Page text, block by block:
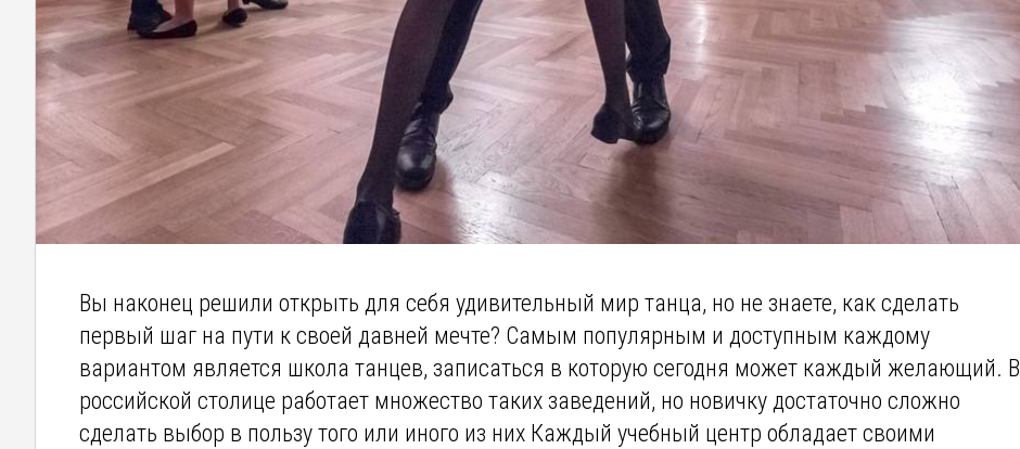
Вы наконец решили открыть для себя удивительный мир танца, но не знаете, как сделать
первый шаг на пути к своей давней мечте? Самым популярным и доступным каждому
вариантом является школа танцев, записаться в которую сегодня может каждый желающий. В
российской столице работает множество таких заведений, но новичку достаточно сложно
сделать выбор в пользу того или иного из них Каждый учебный центр обладает своими